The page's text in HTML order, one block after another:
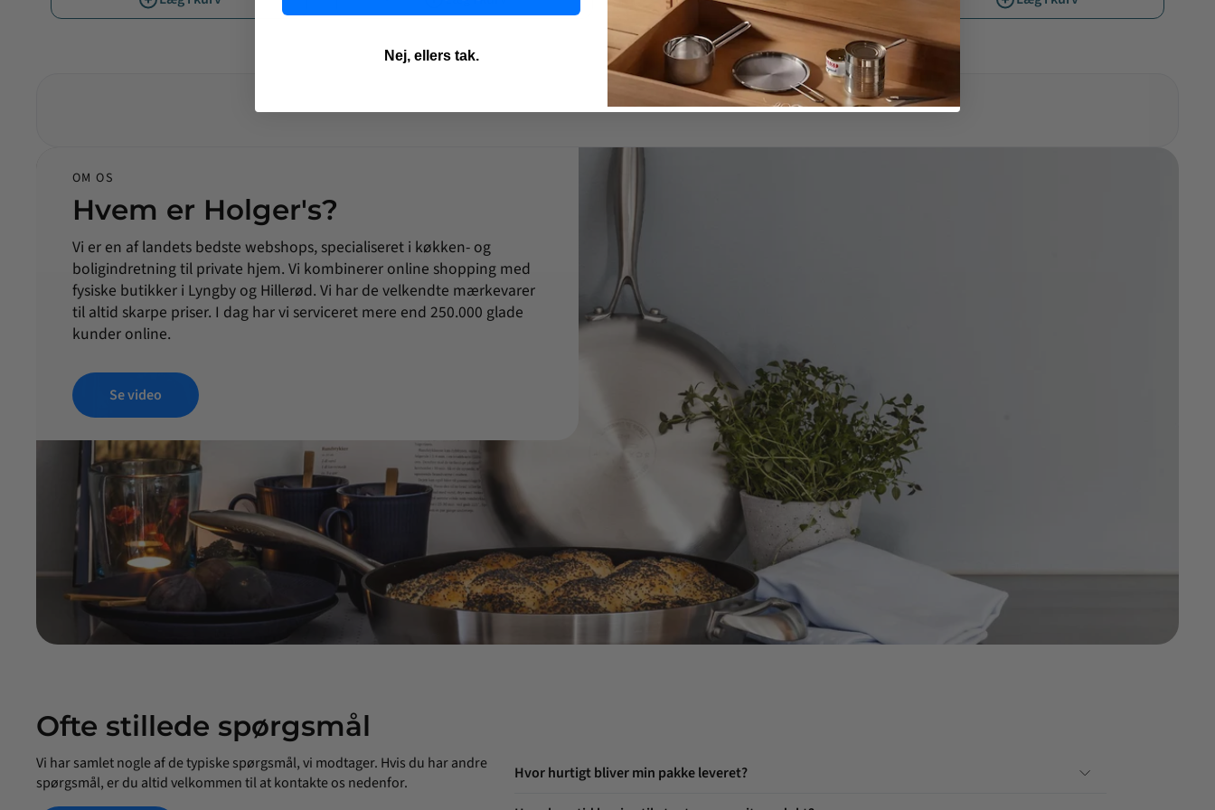
OM OS
Hvem er Holger's?
Vi er en af landets bedste webshops, specialiseret i køkken- og
boligindretning til private hjem. Vi kombinerer online shopping med
fysiske butikker i Lyngby og Hillerød. Vi har de velkendte mærkevarer
til altid skarpe priser. I dag har vi serviceret mere end 250.000 glade
kunder online.
Se video
Ofte stillede spørgsmål
Vi har samlet nogle af de typiske spørgsmål, vi modtager. Hvis du har andre
spørgsmål, er du altid velkommen til at kontakte os nedenfor.
Hvor hurtigt bliver min pakke leveret?
Nej, ellers tak.